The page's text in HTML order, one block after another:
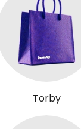
Torby